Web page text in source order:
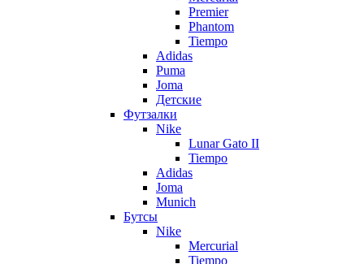
Premier
Phantom
Tiempo
Adidas
Puma
Joma
Детские
Футзалки
Nike
Lunar Gato II
Tiempo
Adidas
Joma
Munich
Бутсы
Nike
Mercurial
Tiempo